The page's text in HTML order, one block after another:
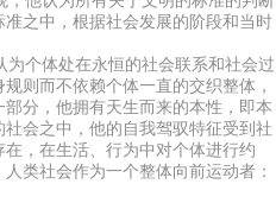
之中，根据社会发展的阶段和当时
个体处在永恒的社会联系和社会过
则而不依赖个体一直的交织整体，
分，他拥有天生而来的本性，即本
会之中，他的自我驾驭特征受到社
，在生活、行为中对个体进行约
类社会作为一个整体向前运动者：